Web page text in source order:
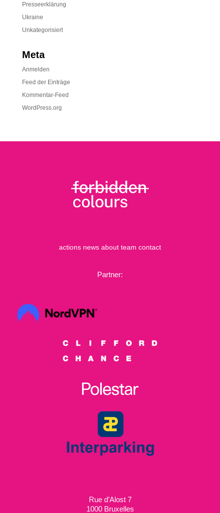
Presseerklärung
Ukraine
Unkategorisiert
Meta
Anmelden
Feed der Einträge
Kommentar-Feed
WordPress.org
actions news about team contact
Partner:
Rue d’Alost 7
1000 Bruxelles